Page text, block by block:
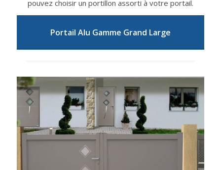
pouvez choisir un portillon assorti à votre portail.
Portail Alu Gamme Grand Large